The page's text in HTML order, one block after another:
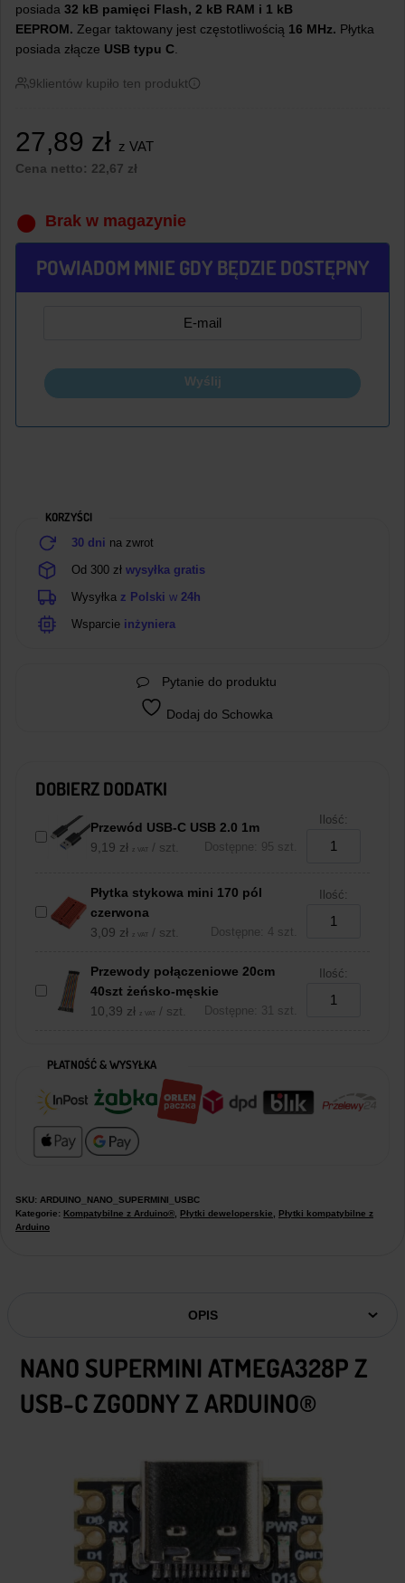
posiada 32 kB pamięci Flash, 2 kB RAM i 1 kB
EEPROM. Zegar taktowany jest częstotliwością 16 MHz. Płytka
posiada złącze USB typu C
9klientów kupiło ten produkt
27,89 zł z VAT
Cena netto: 22,67 zł
Brak w magazynie
POWIADOM MNIE GDY BĘDZIE DOSTĘPNY
Wyślij
KORZYŚCI
30 dni na zwrot
Od 300 zł wysyłka gratis
Wysyłka z Polski w 24h
Wsparcie inżyniera
Pytanie do produktu
Dodaj do Schowka
DOBIERZ DODATKI
Przewód USB-C USB 2.0 1m
9,19 zł z VAT / szt. Dostępne: 95 szt.
Ilość:
Płytka stykowa mini 170 pól
czerwona
3,09 zł z VAT / szt. Dostępne: 4 szt.
Ilość:
Przewody połączeniowe 20cm
40szt żeńsko-męskie
10,39 zł z VAT / szt. Dostępne: 31 szt.
Ilość:
PŁATNOŚĆ & WYSYŁKA
SKU: ARDUINO_NANO_SUPERMINI_USBC
Kategorie: Kompatybilne z Arduino® Płytki deweloperskie
Płytki kompatybilne z
Arduino
OPIS
NANO SUPERMINI ATMEGA328PZ
USB-C ZGODNY ZARDUINO®